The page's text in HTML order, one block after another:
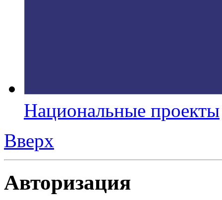
Национальные проекты
Вверх
Авторизация